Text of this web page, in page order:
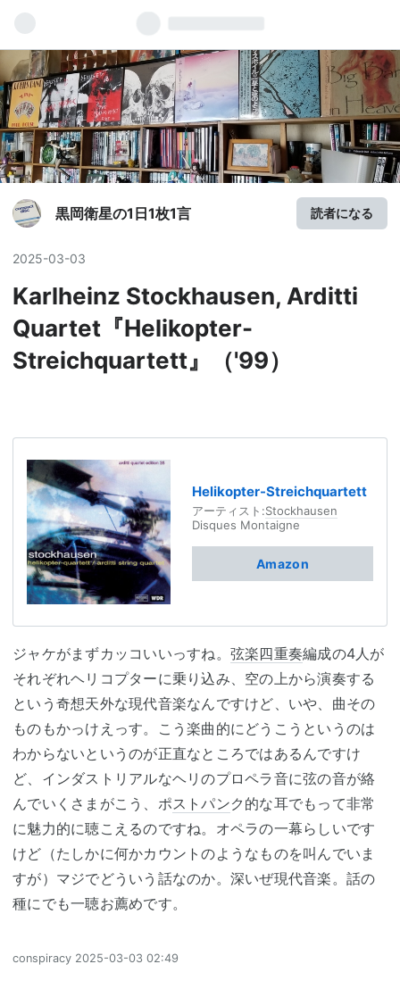
黒岡衛星の1日1枚1言 読者になる
2025-03-03
Karlheinz Stockhausen, Arditti
Quartet『Helikopter-
Streichquartett』（'99）
Helikopter-Streichquartett
アーティスト:Stockhausen
Disques Montaigne
Amazon
ジャケがまずカッコいいっすね。 弦楽四重奏編成の4人が
それぞれヘリコプターに乗り込み、空の上から演奏する
という奇想天外な現代音楽なんですけど、いや、曲その
ものもかっけえっす。こう楽曲的にどうこうというのは
わからないというのが正直なところではあるんですけ
ど、インダストリアルなヘリのプロペラ音に弦の音が絡
んでいくさまがこう、ポストパンク的な耳でもって非常
に魅力的に聴こえるのですね。オペラの一幕らしいです
けど（たしかに何かカウントのようなものを叫んでいま
すが）マジでどういう話なのか。深いぜ現代音楽。話の
種にでも一聴お薦めです。
conspiracy 2025-03-03 02:49